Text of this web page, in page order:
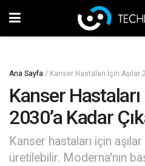
Ana Sayfa / Kanser Hastaları İçin Aşılar
Kanser
2030’a Kadar
Kanser hastaları için
üretilebilir. Moderna'nın